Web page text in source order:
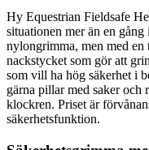
Hy Equestrian Fieldsafe
situationen mer än en
nylongrimma, men med
nackstycket som gör att
som vill ha hög säkerhet i
gärna pillar med saker och
klockren. Priset är
säkerhetsfunktion.